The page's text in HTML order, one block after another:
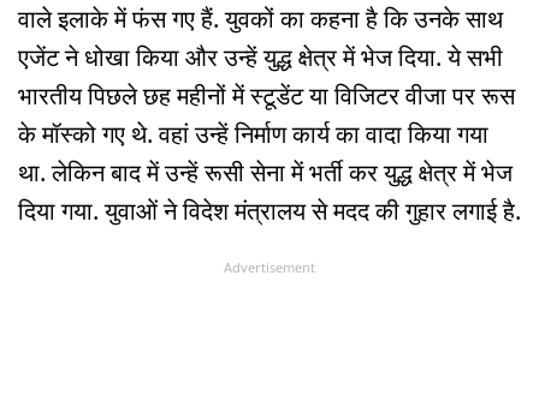
वाले इलाके में फंस गए हैं. युवकों का कहना है कि उनके साथ
एजेंट ने धोखा किया और उन्हें युद्ध क्षेत्र में भेज दिया. ये सभी
भारतीय पिछले छह महीनों में स्टूडेंट या विजिटर वीजा पर रूस
के मॉस्को गए थे. वहां उन्हें निर्माण कार्य का वादा किया गया
था. लेकिन बाद में उन्हें रूसी सेना में भर्ती कर युद्ध क्षेत्र में भेज
दिया गया. युवाओं ने विदेश मंत्रालय से मदद की गुहार लगाई है.
Advertisement